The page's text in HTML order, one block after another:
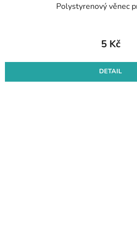
Polystyrenový věnec
5 Kč
DETAIL